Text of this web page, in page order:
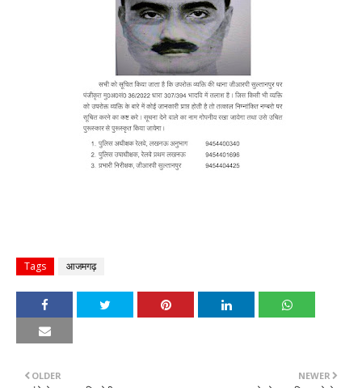
Tags आजमगढ़
NEWER
OLDER